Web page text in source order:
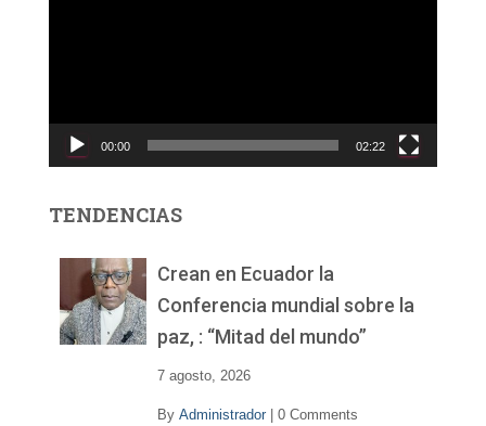
c
d
00:00 02:22
TENDENCIAS
Crean en Ecuador la
Conferencia mundial sobre la
paz, : “Mitad del mundo”
7 agosto, 2026
By Administrador 0 Comments